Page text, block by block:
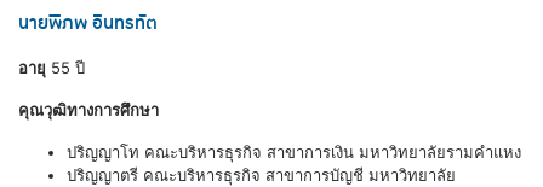
นายพิภพ อินทรทัต
อายุ 55 ปี
คุณวุฒิทางการศึกษา
ปริญญาโท คณะบริหารธุรกิจ สาขาการเงิน มหาวิทยาลัยรามคำแหง
ปริญญาตรี คณะบริหารธุรกิจ สาขาการบัญชี มหาวิทยาลัย